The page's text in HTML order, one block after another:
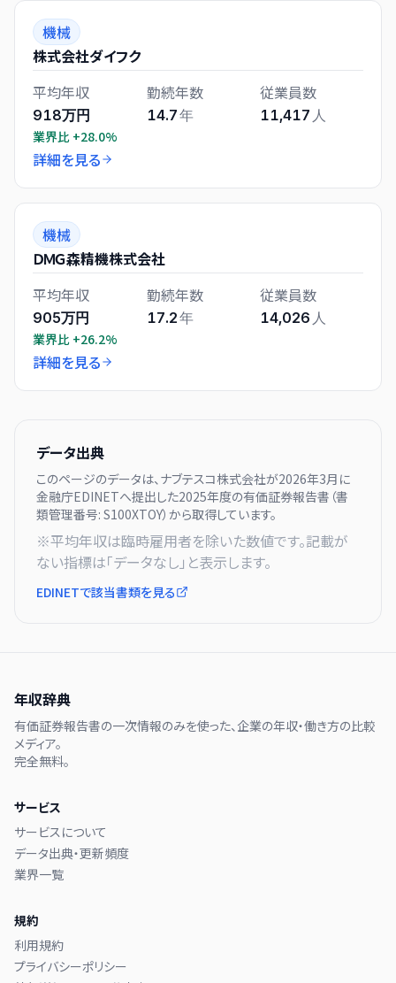
機械
株式会社ダイフク
平均年収
918万円
業界比 +28.0%
勤続年数
14.7年
従業員数
11,417 人
詳細を見る
機械
ＤＭＧ森精機株式会社
平均年収
905万円
業界比 +26.2%
勤続年数
17.2年
従業員数
14,026 人
詳細を見る
データ出典
このページのデータは、ナブテスコ株式会社が2026年3月に
金融庁EDINETへ提出した2025年度の有価証券報告書（書
類管理番号: S100XTOY）から取得しています。
※平均年収は臨時雇用者を除いた数値です。記載が
ない指標は「データなし」と表示します。
EDINETで該当書類を見る
年収辞典
有価証券報告書の一次情報のみを使った、企業の年収・働き方の比較
メディア。
完全無料。
サービス
サービスについて
データ出典・更新頻度
業界一覧
規約
利用規約
プライバシーポリシー